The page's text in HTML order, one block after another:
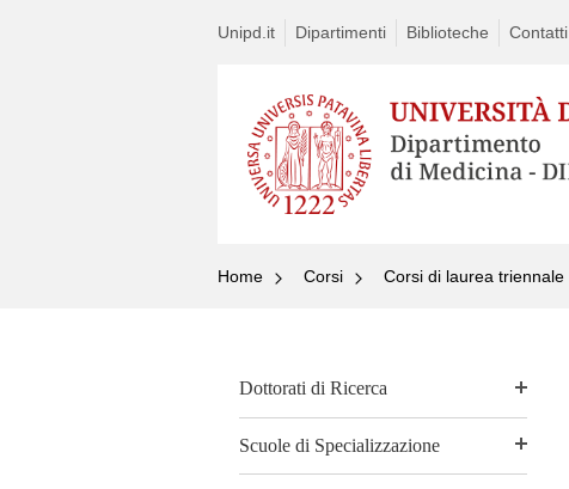
Unipd.it Dipartimenti Biblioteche Contatti
Home Corsi Corsi di laurea triennale
Dottorati di Ricerca
Scuole di Specializzazione